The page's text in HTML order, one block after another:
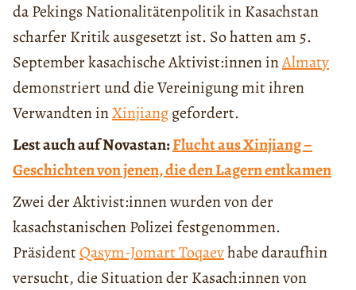
da Pekings Nationalitätenpolitik in Kasachstan
scharfer Kritik ausgesetzt ist. So hatten am 5.
September kasachische Aktivist:innen inAlmaty
demonstriert und die Vereinigung mit ihren
Verwandten inXinjianggefordert.
Lest auch auf Novastan:Flucht aus Xinjiang –
Geschichten von jenen, die den Lagern entkamen
Zwei der Aktivist:innen wurden von der
kasachstanischen Polizei festgenommen.
PräsidentQasym-Jomart Toqaevhabe daraufhin
versucht, die Situation der Kasach:innen von